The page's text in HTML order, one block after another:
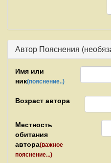
Автор Пояснения
Имя или
ник(пояснение..)
Возраст автора
Местность
обитания
автора(важное
пояснение...)